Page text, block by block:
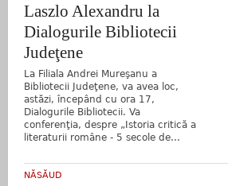
Laszlo Alexandru la
Dialogurile Bibliotecii
Judeţene
La Filiala Andrei Mureşanu a
Bibliotecii Judeţene, va avea loc,
astăzi, începând cu ora 17,
Dialogurile Bibliotecii. Va
conferenţia, despre „Istoria critică a
literaturii române - 5 secole de...
NĂSĂUD